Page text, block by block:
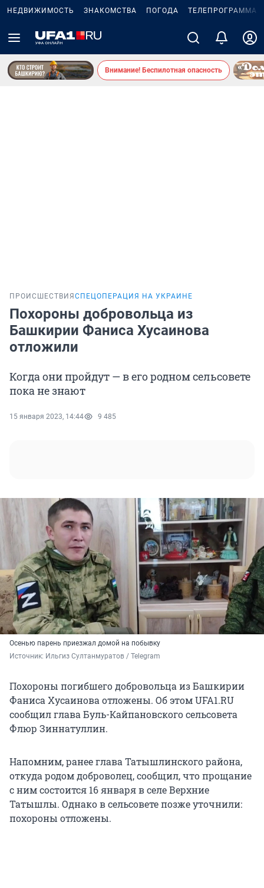
НЕДВИЖИМОСТЬ ЗНАКОМСТВА ПОГОДА ТЕЛЕПРОГРАММА
Внимание! Беспилотная опасность
ПРОИСШЕСТВИЯ СПЕЦОПЕРАЦИЯ НА УКРАИНЕ
Похороны добровольца из
Башкирии Фаниса Хусаинова
отложили
Когда они пройдут — в его родном сельсовете
пока не знают
15 января 2023, 14:44 9 485
Осенью парень приезжал домой на побывку
Источник: Ильгиз Султанмуратов / Telegram
Похороны погибшего добровольца из Башкирии
Фаниса Хусаинова отложены. Об этом UFA1.RU
сообщил глава Буль-Кайпановского сельсовета
Флюр Зиннатуллин.
Напомним, ранее глава Татышлинского района,
откуда родом доброволец, сообщил, что прощание
с ним состоится 16 января в селе Верхние
Татышлы. Однако в сельсовете позже уточнили:
похороны отложены.